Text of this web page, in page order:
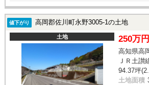
値下がり 高岡郡佐川町永野3005-1の土地
土地 250万円
高知県高
ＪＲ土讃
94.37坪
土地面積